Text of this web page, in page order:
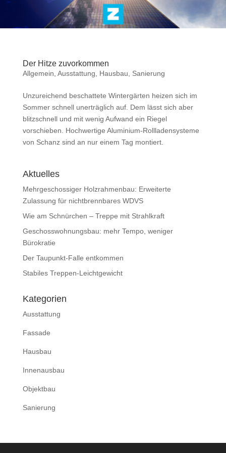
Der Hitze zuvorkommen
Allgemein, Ausstattung, Hausbau, Sanierung
Unzureichend beschattete Wintergärten heizen sich im
Sommer schnell unerträglich auf. Dem lässt sich aber
blitzschnell und mit wenig Aufwand ein Riegel
vorschieben. Hochwertige Aluminium-Rollladensysteme
von Schanz sind an nur einem Tag montiert.
Aktuelles
Mehrgeschossiger Holzrahmenbau: Erweiterte
Zulassung für nichtbrennbares WDVS
Wie am Schnürchen – Treppe mit Strahlkraft
Geschosswohnungsbau: mehr Tempo, weniger
Bürokratie
Der Taupunkt-Falle entkommen
Stabiles Treppen-Leichtgewicht
Kategorien
Ausstattung
Fassade
Hausbau
Innenausbau
Objektbau
Sanierung